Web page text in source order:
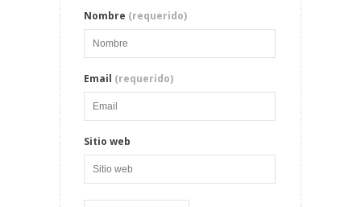
Nombre (requerido)
Email (requerido)
Sitio web